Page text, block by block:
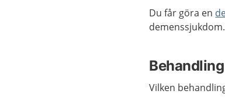
Du får göra en
demenssjukdom.
Behandling
Vilken